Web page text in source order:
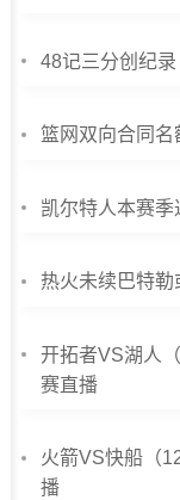
48记三分创纪
篮网双向合同
凯尔特人本赛
热火未续巴特
开拓者VS湖人
赛直播
火箭VS快船（
播